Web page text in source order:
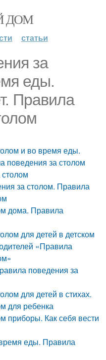
ДОМ
статьи
за
еды.
Правила
и во время еды.
поведения за столом
за столом. Правила
дома. Правила
для детей в детском
«Правила
поведения за
для детей в стихах.
для ребенка
приборы. Как себя вести
еды. Правила